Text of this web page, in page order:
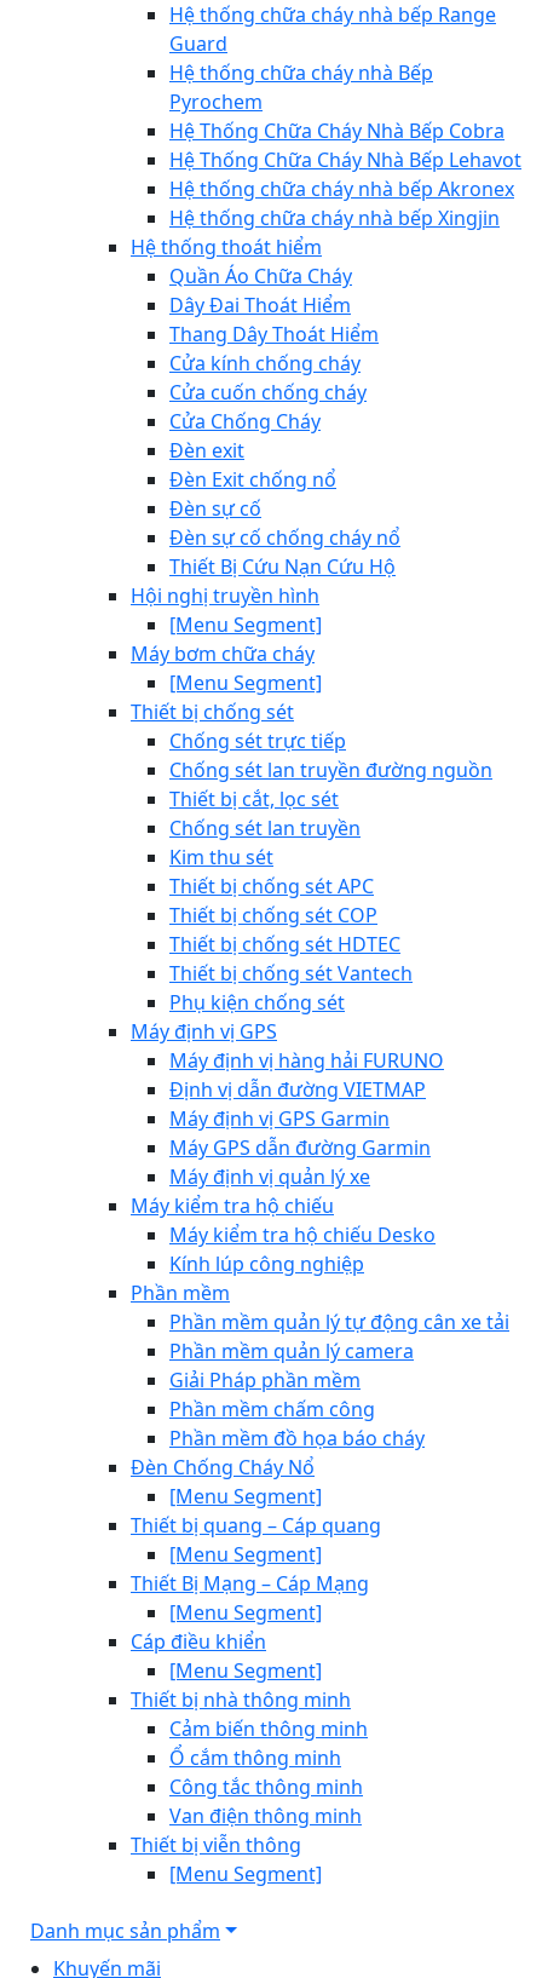
Hệ thống chữa cháy nhà bếp Range
Guard
Hệ thống chữa cháy nhà Bếp
Pyrochem
Hệ Thống Chữa Cháy Nhà Bếp Cobra
Hệ Thống Chữa Cháy Nhà Bếp Lehavot
Hệ thống chữa cháy nhà bếp Akronex
Hệ thống chữa cháy nhà bếp Xingjin
Hệ thống thoát hiểm
Quần Áo Chữa Cháy
Dây Đai Thoát Hiểm
Thang Dây Thoát Hiểm
Cửa kính chống cháy
Cửa cuốn chống cháy
Cửa Chống Cháy
Đèn exit
Đèn Exit chống nổ
Đèn sự cố
Đèn sự cố chống cháy nổ
Thiết Bị Cứu Nạn Cứu Hộ
Hội nghị truyền hình
[Menu Segment]
Máy bơm chữa cháy
[Menu Segment]
Thiết bị chống sét
Chống sét trực tiếp
Chống sét lan truyền đường nguồn
Thiết bị cắt, lọc sét
Chống sét lan truyền
Kim thu sét
Thiết bị chống sét APC
Thiết bị chống sét COP
Thiết bị chống sét HDTEC
Thiết bị chống sét Vantech
Phụ kiện chống sét
Máy định vị GPS
Máy định vị hàng hải FURUNO
Định vị dẫn đường VIETMAP
Máy định vị GPS Garmin
Máy GPS dẫn đường Garmin
Máy định vị quản lý xe
Máy kiểm tra hộ chiếu
Máy kiểm tra hộ chiếu Desko
Kính lúp công nghiệp
Phần mềm
Phần mềm quản lý tự động cân xe tải
Phần mềm quản lý camera
Giải Pháp phần mềm
Phần mềm chấm công
Phần mềm đồ họa báo cháy
Đèn Chống Cháy Nổ
[Menu Segment]
Thiết bị quang – Cáp quang
[Menu Segment]
Thiết Bị Mạng – Cáp Mạng
[Menu Segment]
Cáp điều khiển
[Menu Segment]
Thiết bị nhà thông minh
Cảm biến thông minh
Ổ cắm thông minh
Công tắc thông minh
Van điện thông minh
Thiết bị viễn thông
[Menu Segment]
Danh mục sản phẩm
Khuyến mãi